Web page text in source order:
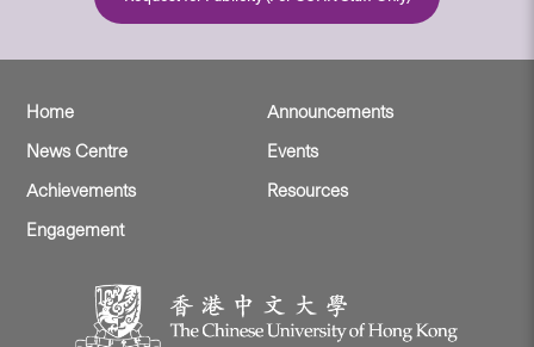
Home
Announcements
News Centre
Events
Achievements
Resources
Engagement